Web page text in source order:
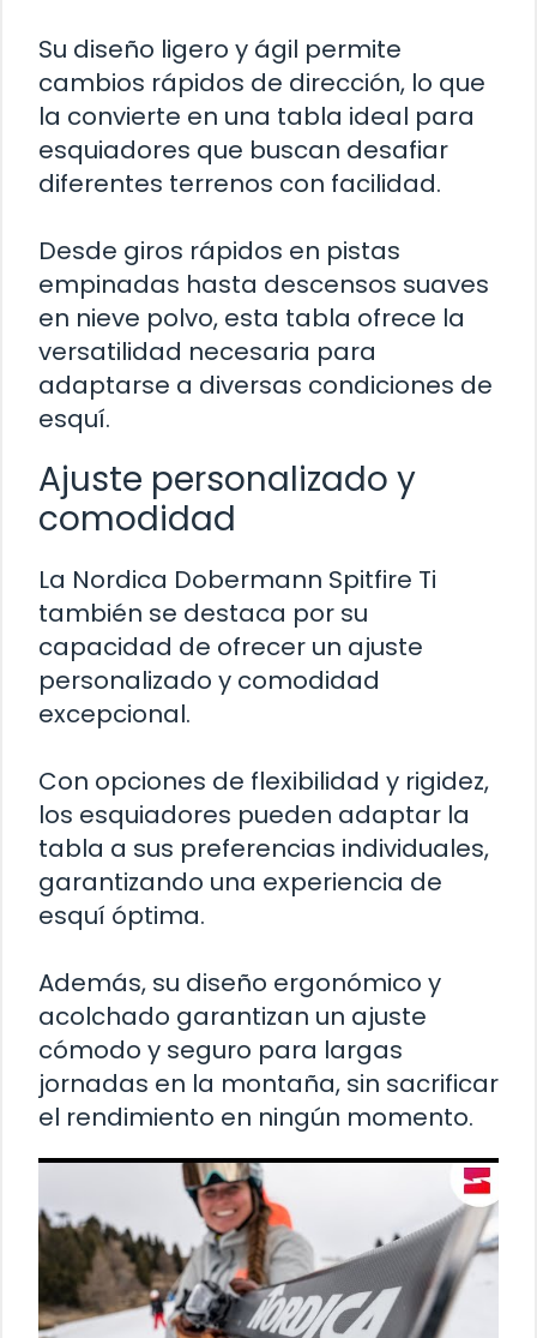
Su diseño ligero y ágil permite
cambios rápidos de dirección, lo que
la convierte en una tabla ideal para
esquiadores que buscan desafiar
diferentes terrenos con facilidad.
Desde giros rápidos en pistas
empinadas hasta descensos suaves
en nieve polvo, esta tabla ofrece la
versatilidad necesaria para
adaptarse a diversas condiciones de
esquí.
Ajuste personalizado y
comodidad
La Nordica Dobermann Spitfire Ti
también se destaca por su
capacidad de ofrecer un ajuste
personalizado y comodidad
excepcional.
Con opciones de flexibilidad y rigidez,
los esquiadores pueden adaptar la
tabla a sus preferencias individuales,
garantizando una experiencia de
esquí óptima.
Además, su diseño ergonómico y
acolchado garantizan un ajuste
cómodo y seguro para largas
jornadas en la montaña, sin sacrificar
el rendimiento en ningún momento.